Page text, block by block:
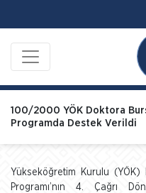
100/2000 YÖK Doktora
Programda Destek Verildi
Yükseköğretim Kurulu (YÖK)
Programı’nın 4. Çağrı